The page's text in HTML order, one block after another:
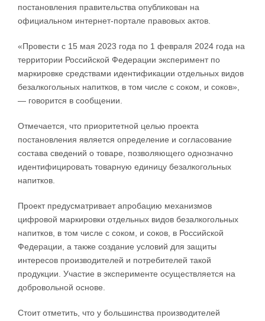
постановления правительства опубликован на
официальном интернет-портале правовых актов.
«Провести с 15 мая 2023 года по 1 февраля 2024 года на
территории Российской Федерации эксперимент по
маркировке средствами идентификации отдельных видов
безалкогольных напитков, в том числе ‎с соком, и соков»,
— говорится в сообщении.
Отмечается, что приоритетной целью проекта
постановления является определение и согласование
состава сведений о товаре, позволяющего однозначно
идентифицировать товарную единицу безалкогольных
напитков.
Проект предусматривает апробацию механизмов
цифровой маркировки отдельных видов безалкогольных
напитков, в том числе с соком, и соков, в Российской
Федерации, а также создание условий для защиты
интересов производителей и потребителей такой
продукции. Участие в эксперименте осуществляется на
добровольной основе.
Стоит отметить, что у большинства производителей